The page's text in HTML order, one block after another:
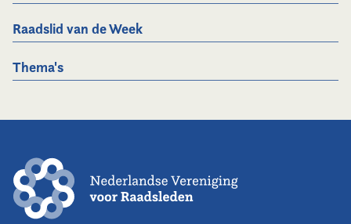
Raadslid van de Week
Thema's